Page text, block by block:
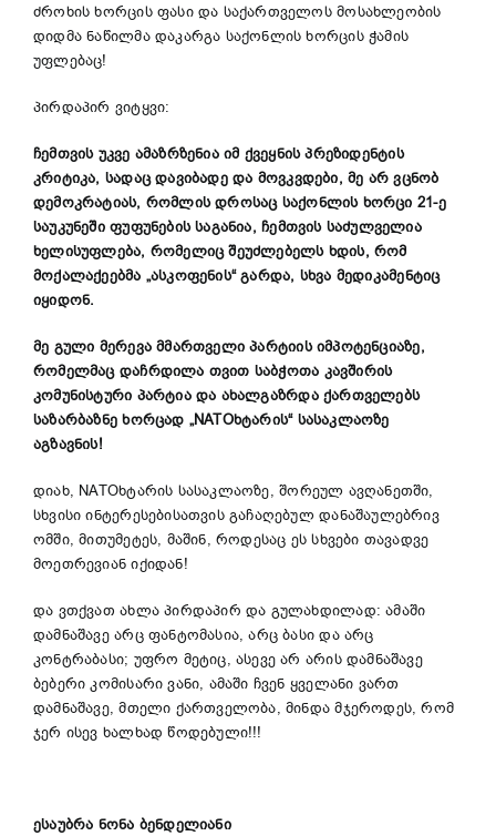
ძროხის ხორცის ფასი და საქართველოს მოსახლეობის
დიდმა ნაწილმა დაკარგა საქონლის ხორცის ჭამის
უფლებაც!
პირდაპირ ვიტყვი:
ჩემთვის უკვე ამაზრზენია იმ ქვეყნის პრეზიდენტის
კრიტიკა, სადაც დავიბადე და მოვკვდები,მე არ ვცნობ
დემოკრატიას, რომლის დროსაც საქონლის ხორცი 21-ე
საუკუნეში ფუფუნების საგანია,ჩემთვის საძულველია
ხელისუფლება, რომელიც შეუძლებელს ხდის,რომ
მოქალაქეებმა „ასკოფენის“ გარდა, სხვა მედიკამენტიც
იყიდონ.
მე გული მერევა მმართველი პარტიის იმპოტენციაზე,
რომელმაც დაჩრდილა თვით საბჭოთა კავშირის
კომუნისტური პარტია და ახალგაზრდა ქართველებს
საზარბაზნე ხორცად „NATOხტარის“ სასაკლაოზე
აგზავნის!
დიახ, NATOხტარის სასაკლაოზე, შორეულ ავღანეთში,
სხვისი ინტერესებისათვის გაჩაღებულ დანაშაულებრივ
ომში, მითუმეტეს, მაშინ, როდესაც ეს სხვები თავადვე
მოეთრევიან იქიდან!
და ვთქვათ ახლა პირდაპირ და გულახდილად: ამაში
დამნაშავე არც ფანტომასია, არც ბასი და არც
კონტრაბასი; უფრო მეტიც, ასევე არ არის დამნაშავე
ბებერი კომისარი ვანი, ამაში ჩვენ ყველანი ვართ
დამნაშავე, მთელი ქართველობა, მინდა მჯეროდეს, რომ
ჯერ ისევ ხალხად წოდებული!!!
ესაუბრა ნონა ბენდელიანი